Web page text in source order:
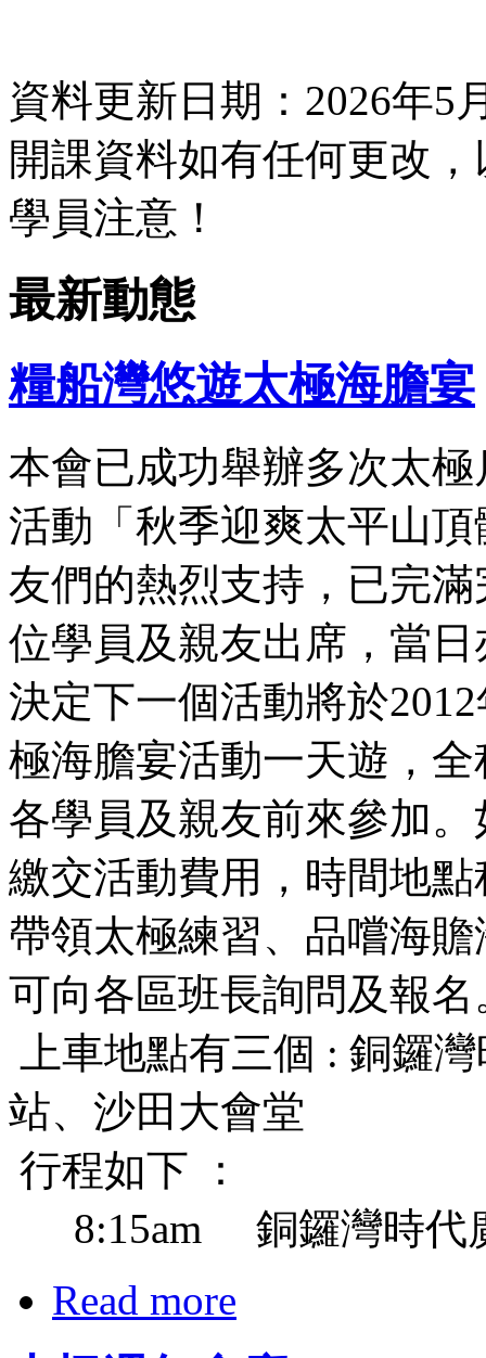
資料更新日期：2026年5
開課資料如有任何更改
學員注意！
最新動態
糧船灣悠遊太極海膽宴
本會已成功舉辦多次太
活動「秋季迎爽太平山
友們的熱烈支持，已完
位學員及親友出席，當
決定下一個活動將於
極海膽宴活動一天遊，
各學員及親友前來參加
繳交活動費用，時間地
帶領太極練習、品嚐海
可向各區班長詢問及報名
上車地點有三個 : 銅鑼
站、沙田大會堂
行程如下 ：
8:15am 銅鑼灣時代
Read more